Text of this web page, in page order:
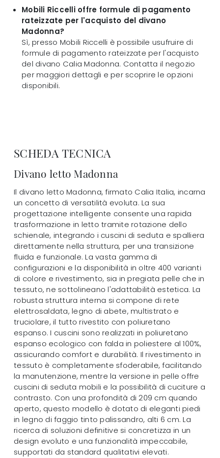
Mobili Riccelli offre formule di pagamento
rateizzate per l'acquisto del divano
Madonna?
Sì, presso Mobili Riccelli è possibile usufruire di
formule di pagamento rateizzate per l'acquisto
del divano Calia Madonna. Contatta il negozio
per maggiori dettagli e per scoprire le opzioni
disponibili.
SCHEDA TECNICA
Divano letto Madonna
Il divano letto Madonna, firmato Calia Italia, incarna
un concetto di versatilità evoluta. La sua
progettazione intelligente consente una rapida
trasformazione in letto tramite rotazione dello
schienale, integrando i cuscini di seduta e spalliera
direttamente nella struttura, per una transizione
fluida e funzionale. La vasta gamma di
configurazioni e la disponibilità in oltre 400 varianti
di colore e rivestimento, sia in pregiata pelle che in
tessuto, ne sottolineano l'adattabilità estetica. La
robusta struttura interna si compone di rete
elettrosaldata, legno di abete, multistrato e
truciolare, il tutto rivestito con poliuretano
espanso. I cuscini sono realizzati in poliuretano
espanso ecologico con falda in poliestere al 100%,
assicurando comfort e durabilità. Il rivestimento in
tessuto è completamente sfoderabile, facilitando
la manutenzione, mentre la versione in pelle offre
cuscini di seduta mobili e la possibilità di cuciture a
contrasto. Con una profondità di 209 cm quando
aperto, questo modello è dotato di eleganti piedi
in legno di faggio tinto palissandro, alti 6 cm. La
ricerca di soluzioni definitive si concretizza in un
design evoluto e una funzionalità impeccabile,
supportati da standard qualitativi elevati.